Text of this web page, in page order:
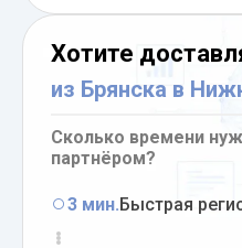
Хотите
из Брянска в
Сколько времени
партнёром?
3 мин.Быстрая